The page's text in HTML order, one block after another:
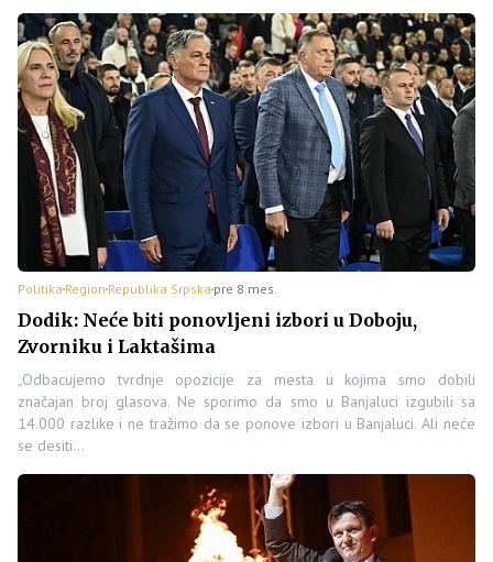
Politika Region Republika Srpska pre 8 mes.
Dodik: Neće biti ponovljeni izbori u Doboju,
Zvorniku i Laktašima
„Odbacujemo tvrdnje opozicije za mesta u kojima smo dobili
značajan broj glasova. Ne sporimo da smo u Banjaluci izgubili sa
14.000 razlike i ne tražimo da se ponove izbori u Banjaluci. Ali neće
se desiti…